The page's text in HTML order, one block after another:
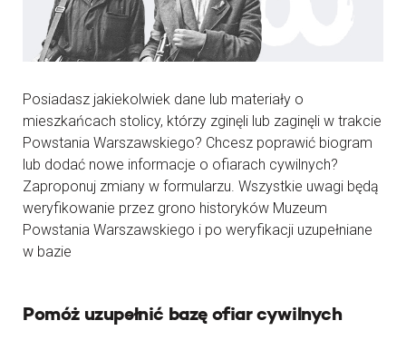
Posiadasz jakiekolwiek dane lub materiały o
mieszkańcach stolicy, którzy zginęli lub zaginęli w trakcie
Powstania Warszawskiego? Chcesz poprawić biogram
lub dodać nowe informacje o ofiarach cywilnych?
Zaproponuj zmiany w formularzu. Wszystkie uwagi będą
weryfikowanie przez grono historyków Muzeum
Powstania Warszawskiego i po weryfikacji uzupełniane
w bazie
Pomóż uzupełnić bazę ofiar cywilnych